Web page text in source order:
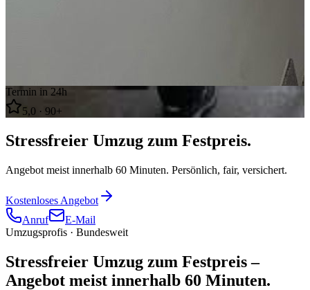
Termin in 24h
5,0 · 90+
Stressfreier Umzug zum Festpreis.
Angebot meist innerhalb 60 Minuten. Persönlich, fair, versichert.
Kostenloses Angebot
Anruf
E-Mail
Umzugsprofis · Bundesweit
Stressfreier Umzug zum Festpreis–
Angebot meist innerhalb 60 Minuten.